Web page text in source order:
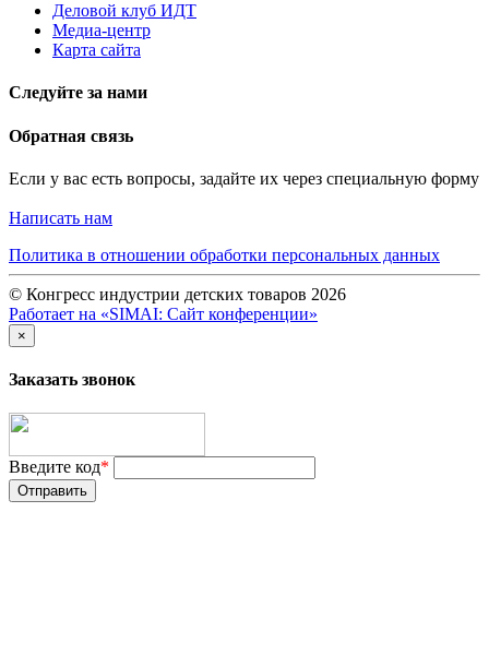
Деловой клуб ИДТ
Медиа-центр
Карта сайта
Следуйте за нами
Обратная связь
Если у вас есть вопросы, задайте их через специальную форму
Написать нам
Политика в отношении обработки персональных данных
© Конгресс индустрии детских товаров 2026
Работает на «SIMAI: Сайт конференции»
×
Заказать звонок
Введите код*
Отправить